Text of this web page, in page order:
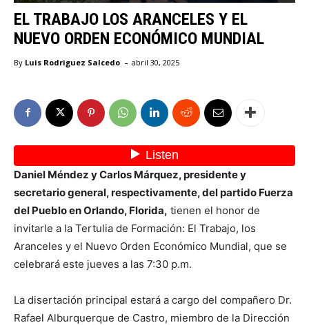
EL TRABAJO LOS ARANCELES Y EL
NUEVO ORDEN ECONÓMICO MUNDIAL
By Luis Rodriguez Salcedo - abril 30, 2025
Daniel Méndez y Carlos Márquez, presidente y
secretario general, respectivamente, del partido Fuerza
del Pueblo en Orlando, Florida, tienen el honor de
invitarle a la Tertulia de Formación: El Trabajo, los
Aranceles y el Nuevo Orden Económico Mundial, que se
celebrará este jueves a las 7:30 p.m.
La disertación principal estará a cargo del compañero Dr.
Rafael Alburquerque de Castro, miembro de la Dirección